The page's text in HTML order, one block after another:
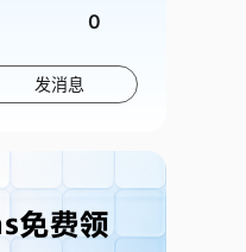
0
发消息